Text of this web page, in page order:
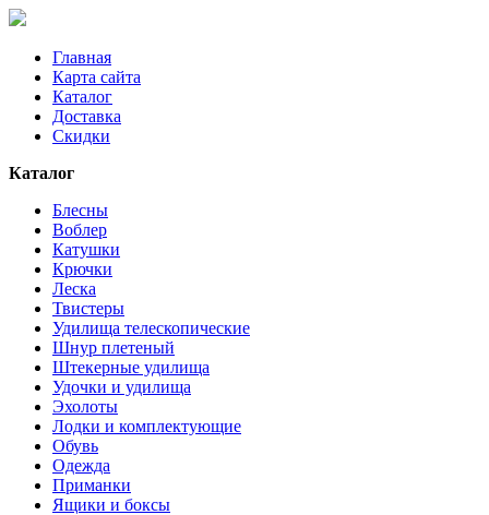
Главная
Карта сайта
Каталог
Доставка
Скидки
Каталог
Блесны
Воблер
Катушки
Крючки
Леска
Твистеры
Удилища телескопические
Шнур плетеный
Штекерные удилища
Удочки и удилища
Эхолоты
Лодки и комплектующие
Обувь
Одежда
Приманки
Ящики и боксы